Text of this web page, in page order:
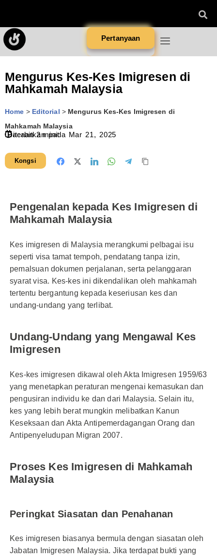
Pertanyaan
Mengurus Kes-Kes Imigresen di
Mahkamah Malaysia
Home > Editorial > Mengurus Kes-Kes Imigresen di
Mahkamah Malaysia
Diterbitkan pada Mar 21, 2025
Bacaan2 minit
Kongsi
Pengenalan kepada Kes Imigresen di
Mahkamah Malaysia
Kes imigresen di Malaysia merangkumi pelbagai isu
seperti visa tamat tempoh, pendatang tanpa izin,
pemalsuan dokumen perjalanan, serta pelanggaran
syarat visa. Kes-kes ini dikendalikan oleh mahkamah
tertentu bergantung kepada keseriusan kes dan
undang-undang yang terlibat.
Undang-Undang yang Mengawal Kes
Imigresen
Kes-kes imigresen dikawal oleh Akta Imigresen 1959/63
yang menetapkan peraturan mengenai kemasukan dan
pengusiran individu ke dan dari Malaysia. Selain itu,
kes yang lebih berat mungkin melibatkan Kanun
Keseksaan dan Akta Antipemerdagangan Orang dan
Antipenyeludupan Migran 2007.
Proses Kes Imigresen di Mahkamah
Malaysia
Peringkat Siasatan dan Penahanan
Kes imigresen biasanya bermula dengan siasatan oleh
Jabatan Imigresen Malaysia. Jika terdapat bukti yang